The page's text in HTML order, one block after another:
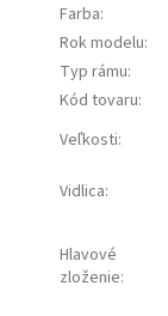
Farba:
Rok modelu:
Typ rámu:
Kód tovaru:
Veľkosti:
Vidlica:
Hlavové
zloženie: